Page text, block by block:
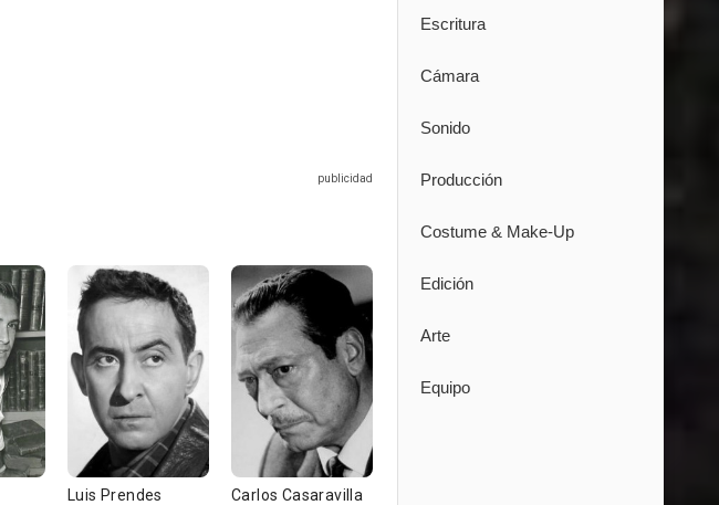
Luis Prendes Carlos Casaravilla
Escritura
Cámara
Sonido
Producción
Costume & Make-Up
Edición
Arte
Equipo